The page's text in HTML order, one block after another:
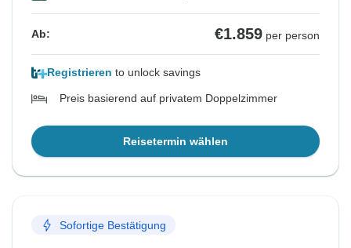
Ab: €1.859 per person
Registrieren to unlock savings
Preis basierend auf privatem Doppelzimmer
Reisetermin wählen
Sofortige Bestätigung